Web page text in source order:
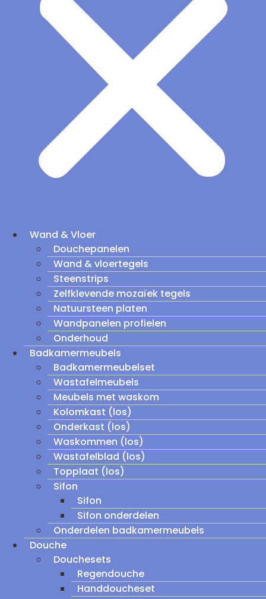
Wand & Vloer
Douchepanelen
Wand & vloertegels
Steenstrips
Zelfklevende mozaïek tegels
Natuursteen platen
Wandpanelen profielen
Onderhoud
Badkamermeubels
Badkamermeubelset
Wastafelmeubels
Meubels met waskom
Kolomkast (los)
Onderkast (los)
Waskommen (los)
Wastafelblad (los)
Topplaat (los)
Sifon
Sifon
Sifon onderdelen
Onderdelen badkamermeubels
Douche
Douchesets
Regendouche
Handdoucheset